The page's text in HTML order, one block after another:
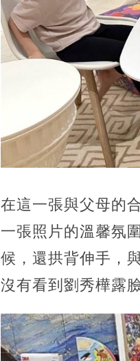
在這一張與父母的
一張照片的溫馨氛
候，還拱背伸手，
沒有看到劉秀樺露